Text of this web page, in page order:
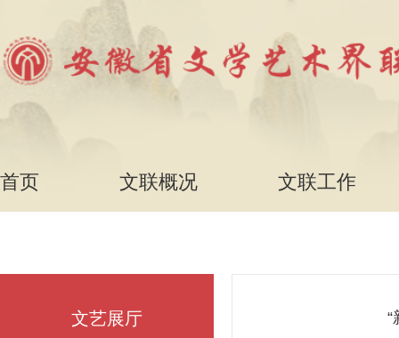
首页 文联概况 文联工作
文艺展厅